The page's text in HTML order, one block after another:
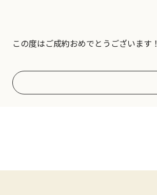
この度はご成約おめでとうございます！